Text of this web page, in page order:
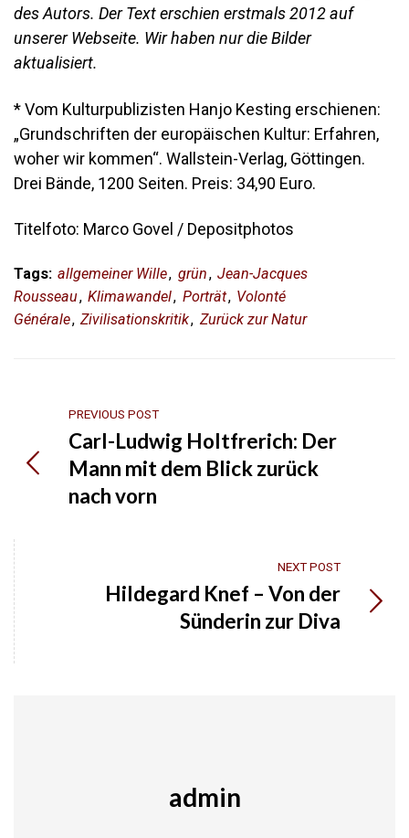
des Autors. Der Text erschien erstmals 2012 auf
unserer Webseite. Wir haben nur die Bilder
aktualisiert.
* Vom Kulturpublizisten Hanjo Kesting erschienen:
„Grundschriften der europäischen Kultur: Erfahren,
woher wir kommen“. Wallstein-Verlag, Göttingen.
Drei Bände, 1200 Seiten. Preis: 34,90 Euro.
Titelfoto: Marco Govel / Depositphotos
Tags: allgemeiner Wille, grün, Jean-Jacques
Rousseau, Klimawandel, Porträt, Volonté
Générale, Zivilisationskritik, Zurück zur Natur
PREVIOUS POST
Carl-Ludwig Holtfrerich: Der
Mann mit dem Blick zurück
nach vorn
NEXT POST
Hildegard Knef – Von der
Sünderin zur Diva
admin